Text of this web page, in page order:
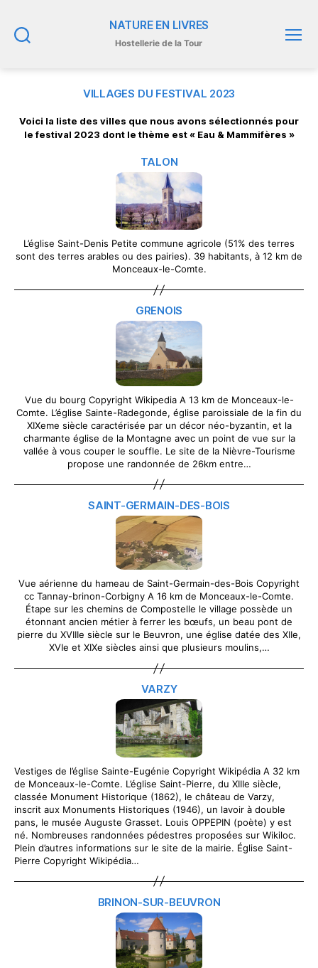
NATURE EN LIVRES
Hostellerie de la Tour
VILLAGES DU FESTIVAL 2023
Voici la liste des villes que nous avons sélectionnés pour
le festival 2023 dont le thème est « Eau & Mammifères »
TALON
L’église Saint-Denis Petite commune agricole (51% des terres
sont des terres arables ou des pairies). 39 habitants, à 12 km de
Monceaux-le-Comte.
GRENOIS
Vue du bourg Copyright Wikipedia A 13 km de Monceaux-le-
Comte. L’église Sainte-Radegonde, église paroissiale de la fin du
XIXeme siècle caractérisée par un décor néo-byzantin, et la
charmante église de la Montagne avec un point de vue sur la
vallée à vous couper le souffle. Le site de la Nièvre-Tourisme
propose une randonnée de 26km entre…
SAINT-GERMAIN-DES-BOIS
Vue aérienne du hameau de Saint-Germain-des-Bois Copyright
cc Tannay-brinon-Corbigny A 16 km de Monceaux-le-Comte.
Étape sur les chemins de Compostelle le village possède un
étonnant ancien métier à ferrer les bœufs, un beau pont de
pierre du XVIIIe siècle sur le Beuvron, une église datée des XIIe,
XVIe et XIXe siècles ainsi que plusieurs moulins,…
VARZY
Vestiges de l’église Sainte-Eugénie Copyright Wikipédia A 32 km
de Monceaux-le-Comte. L’église Saint-Pierre, du XIIIe siècle,
classée Monument Historique (1862), le château de Varzy,
inscrit aux Monuments Historiques (1946), un lavoir à double
pans, le musée Auguste Grasset. Louis OPPEPIN (poète) y est
né. Nombreuses randonnées pédestres proposées sur Wikiloc.
Plein d’autres informations sur le site de la mairie. Église Saint-
Pierre Copyright Wikipédia…
BRINON-SUR-BEUVRON